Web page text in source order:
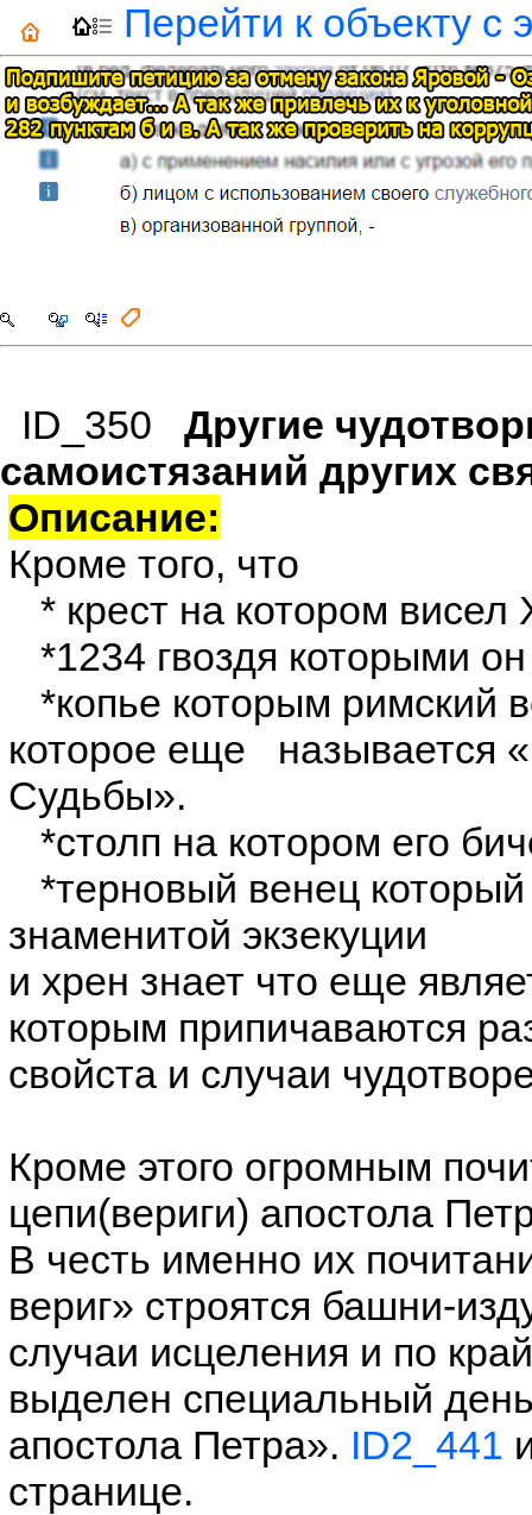
Перейти к объекту с
ID_350 Другие
самоистязаний других
Описание:
Кроме того, что
* крест на котором висел
*1234 гвоздя которыми
*копье которым римский
которое еще называется
Судьбы».
*столп на котором его
*терновый венец
знаменитой экзекуции
и хрен знает что еще
которым припичаваются
свойста и случаи
Кроме этого огромным
цепи(вериги) апостола
В честь именно их
вериг» строятся башни-
случаи исцеления и по
выделен специальный
апостола Петра». ID2_441
странице.